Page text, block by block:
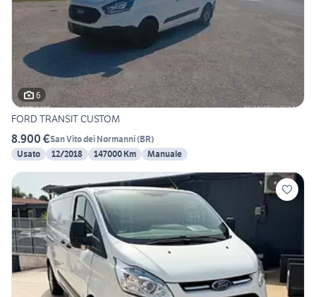
6
FORD TRANSIT CUSTOM
8.900 €San Vito dei Normanni(BR)
Usato
12/2018 147000 Km Manuale